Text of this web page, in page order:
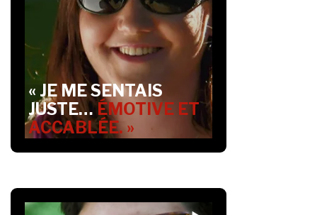
« JE ME SENTAIS
JUSTE… ÉMOTIVE ET
ACCABLÉE. »